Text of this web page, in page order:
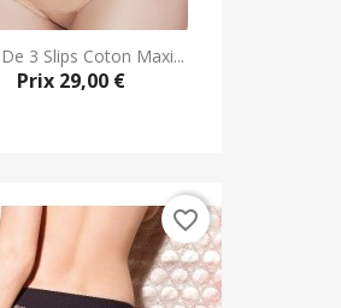
3 Slips Coton Maxi...
Prix 29,00 €
favorite_border